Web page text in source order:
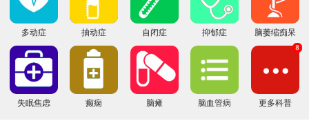
多动症 抽动症 自闭症 抑郁症 脑萎缩痴呆
失眠焦虑 癫痫 脑瘫 脑血管病 更多科普
8